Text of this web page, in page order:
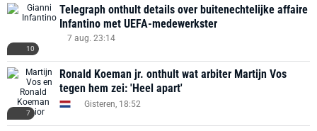
10
Telegraph onthult details over buitenechtelijke affaire
Infantino met UEFA-medewerkster
7 aug. 23:14
7
Ronald Koeman jr. onthult wat arbiter Martijn Vos
tegen hem zei: 'Heel apart'
Gisteren, 18:52